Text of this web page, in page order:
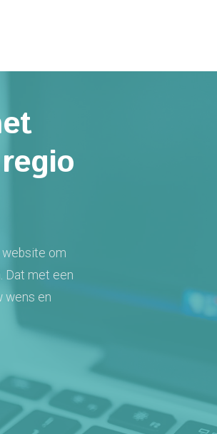
website om
Dat met een
wens en